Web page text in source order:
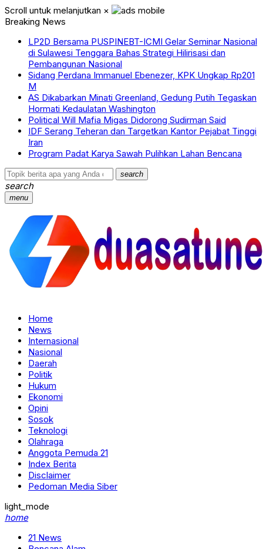
Scroll untuk melanjutkan ×
Breaking News
LP2D Bersama PUSPINEBT-ICMI Gelar Seminar Nasional
di Sulawesi Tenggara Bahas Strategi Hilirisasi dan
Pembangunan Nasional
Sidang Perdana Immanuel Ebenezer, KPK Ungkap Rp201
M
AS Dikabarkan Minati Greenland, Gedung Putih Tegaskan
Hormati Kedaulatan Washington
Political Will Mafia Migas Didorong Sudirman Said
IDF Serang Teheran dan Targetkan Kantor Pejabat Tinggi
Iran
Program Padat Karya Sawah Pulihkan Lahan Bencana
search
search
menu
Home
News
Internasional
Nasional
Daerah
Politik
Hukum
Ekonomi
Opini
Sosok
Teknologi
Olahraga
Anggota Pemuda 21
Index Berita
Disclaimer
Pedoman Media Siber
light_mode
home
21 News